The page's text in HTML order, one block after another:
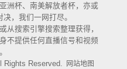
洲杯、南美解放者杯，亦或
，我们一网打尽。
从搜索引擎搜索整理获得，
不提供任何直播信号和视频
Reserved.
网站地图